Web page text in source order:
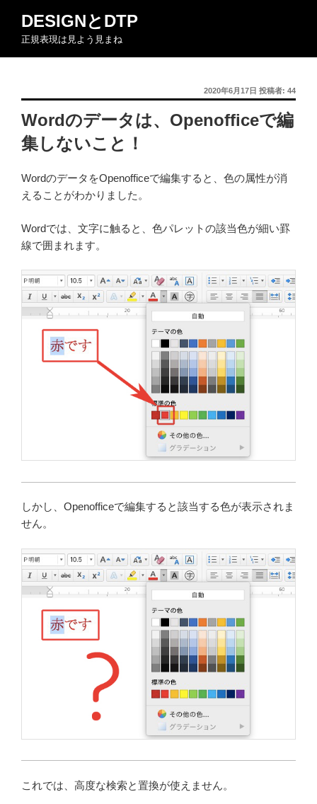
ン
DESIGNとDTP
正規表現は見よう見まね
投
稿
日:
2020年6月17日 投稿者: 44
Wordのデータは、Openofficeで編
集しないこと！
WordのデータをOpenofficeで編集すると、色の属性が消
えることがわかりました。
Wordでは、文字に触ると、色パレットの該当色が細い罫
線で囲まれます。
しかし、Openofficeで編集すると該当する色が表示されま
せん。
これでは、高度な検索と置換が使えません。